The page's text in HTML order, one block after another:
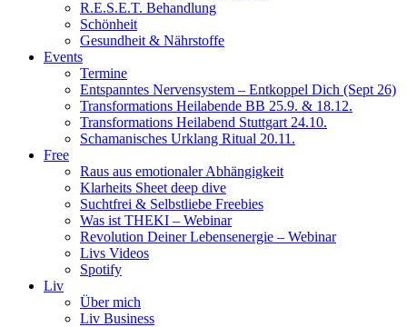
R.E.S.E.T. Behandlung
Schönheit
Gesundheit & Nährstoffe
Events
Termine
Entspanntes Nervensystem – Entkoppel Dich (Sept 26)
Transformations Heilabende BB 25.9. & 18.12.
Transformations Heilabend Stuttgart 24.10.
Schamanisches Urklang Ritual 20.11.
Free
Raus aus emotionaler Abhängigkeit
Klarheits Sheet deep dive
Suchtfrei & Selbstliebe Freebies
Was ist THEKI – Webinar
Revolution Deiner Lebensenergie – Webinar
Livs Videos
Spotify
Liv
Über mich
Liv Business